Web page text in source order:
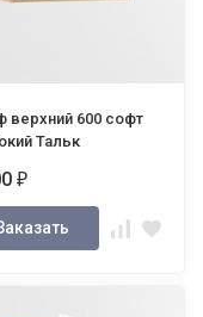
верхний 600 софт
Тальк
₽